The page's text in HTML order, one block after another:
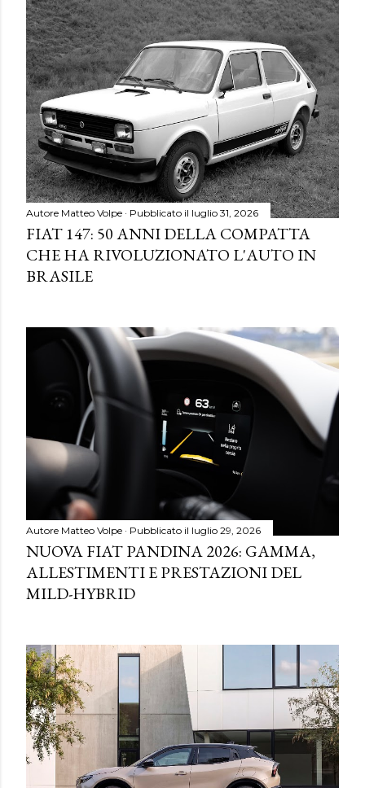
Autore Matteo Volpe Pubblicato il luglio 31, 2026
FIAT 147: 50 ANNI DELLA COMPATTA
CHE HA RIVOLUZIONATO L'AUTO IN
BRASILE
Autore Matteo Volpe Pubblicato il luglio 29, 2026
NUOVA FIAT PANDINA 2026: GAMMA,
ALLESTIMENTI E PRESTAZIONI DEL
MILD-HYBRID